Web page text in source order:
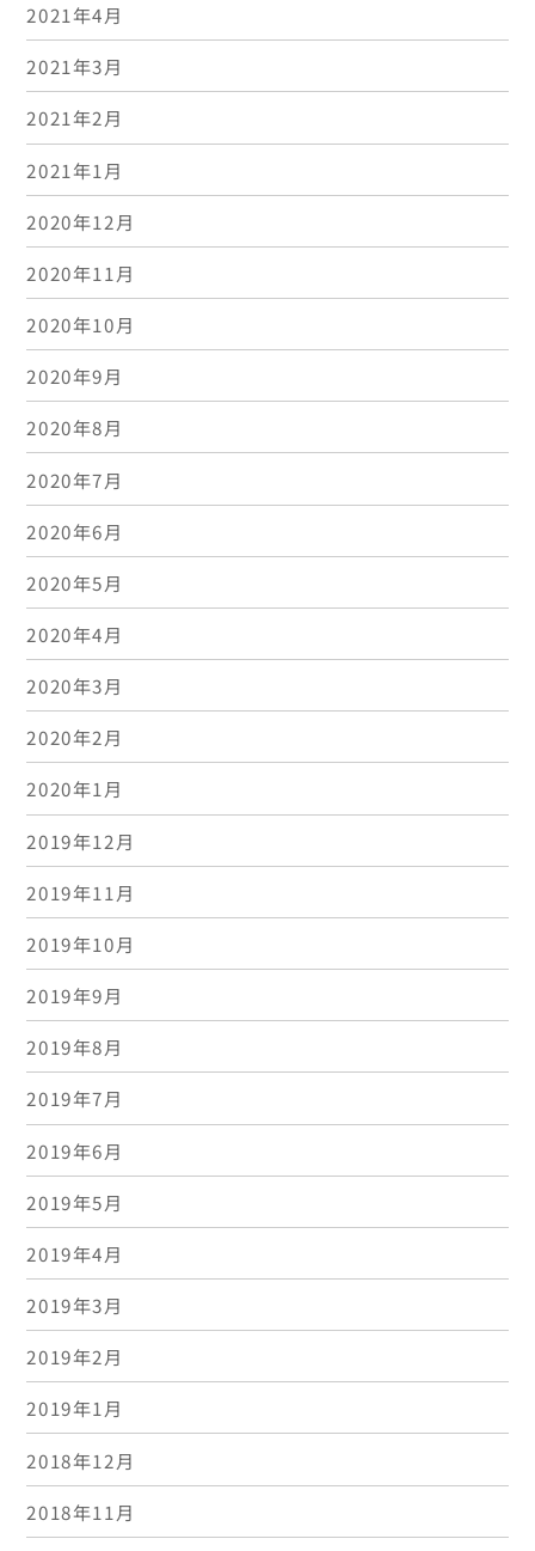
2021年4月
2021年3月
2021年2月
2021年1月
2020年12月
2020年11月
2020年10月
2020年9月
2020年8月
2020年7月
2020年6月
2020年5月
2020年4月
2020年3月
2020年2月
2020年1月
2019年12月
2019年11月
2019年10月
2019年9月
2019年8月
2019年7月
2019年6月
2019年5月
2019年4月
2019年3月
2019年2月
2019年1月
2018年12月
2018年11月